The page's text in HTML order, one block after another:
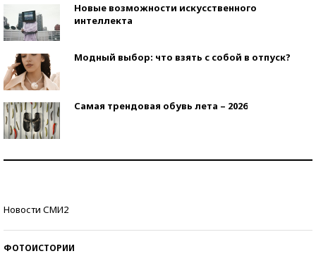
Новые возможности искусственного
интеллекта
Модный выбор: что взять с собой в отпуск?
Самая трендовая обувь лета – 2026
Новости СМИ2
ФОТОИСТОРИИ